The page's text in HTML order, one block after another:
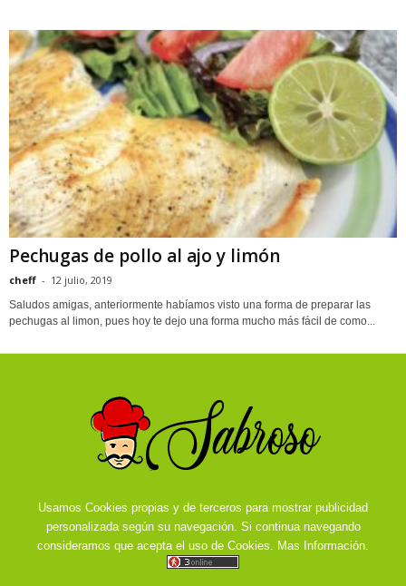
Pechugas de pollo al ajo y limón
cheff - 12 julio, 2019
Saludos amigas, anteriormente habíamos visto una forma de preparar las
pechugas al limon, pues hoy te dejo una forma mucho más fácil de como...
Usamos Cookies propias y de terceros para mostrar publicidad
personalizada según su navegación. Si continua navegando
consideramos que acepta el uso de Cookies. Mas Información.